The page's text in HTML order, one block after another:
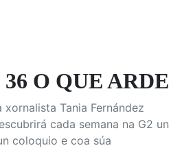
O QUE ARDE
Tania Fernández
cada semana na G2 un
coloquio e coa súa